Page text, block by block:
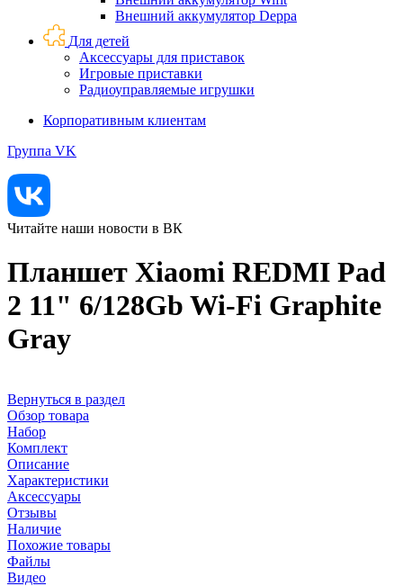
Внешний аккумулятор Deppa
Для детей
Аксессуары для приставок
Игровые приставки
Радиоуправляемые игрушки
Корпоративным клиентам
Группа VK
Читайте наши новости в ВК
Планшет Xiaomi REDMI Pad
2 11" 6/128Gb Wi-Fi Graphite
Gray
Вернуться в раздел
Обзор товара
Набор
Комплект
Описание
Характеристики
Аксессуары
Отзывы
Наличие
Похожие товары
Файлы
Видео